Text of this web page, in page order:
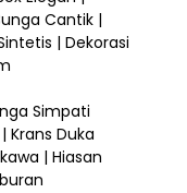
Cantik |
| Dekorasi
Simpati
Krans Duka
| Hiasan